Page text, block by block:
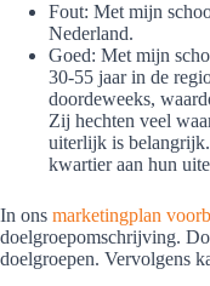
Fout: Met mijn
Nederland.
Goed: Met mijn
30-55 jaar in de
doordeweeks,
Zij hechten veel
uiterlijk is
kwartier aan hun
In ons marketingplan
doelgroepomschrijving.
doelgroepen. Vervolgens